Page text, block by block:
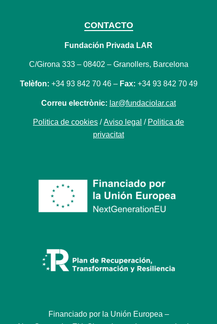
CONTACTO
Fundación Privada LAR
C/Girona 333 – 08402 – Granollers, Barcelona
Telèfon: +34 93 842 70 46 – Fax: +34 93 842 70 49
Correu electrònic: lar@fundaciolar.cat
Politica de cookies /Aviso legal / Politica de
privacitat
Financiado por la Unión Europea –